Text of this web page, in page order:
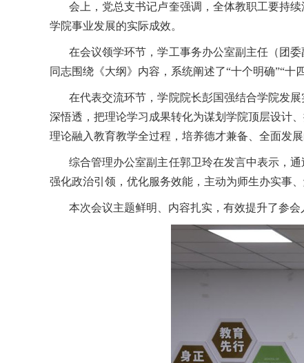
会上，党总支书记卢奎强调，全体教职工要持
学院事业发展的实际成效。
在会议领学环节，学工事务办公室副主任（团
同志围绕《大纲》内容，系统阐述了“十个明确”“十
在代表交流环节，学院院长彭国强结合学院发
深悟透，把理论学习成果转化为谋划学院顶层设计
理论融入教育教学全过程，培养德才兼备、全面发
综合管理办公室副主任郭卫玲在发言中表示，
强化政治引领，优化服务效能，主动为师生办实事
本次会议主题鲜明、内容扎实，有效提升了参